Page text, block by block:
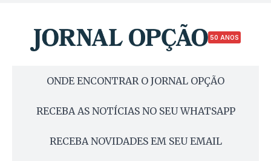
50 ANOS
ONDE ENCONTRAR O JORNAL OPÇÃO
RECEBA AS NOTÍCIAS NO SEU WHATSAPP
RECEBA NOVIDADES EM SEU EMAIL